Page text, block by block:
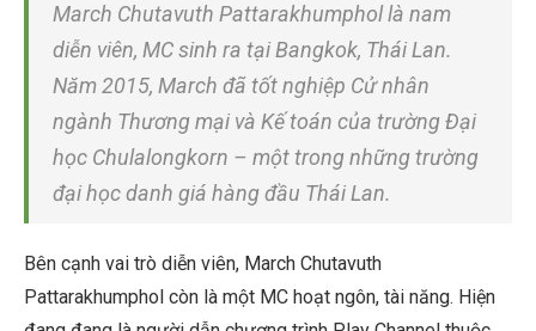
March Chutavuth Pattarakhumphol là nam
diễn viên, MC sinh ra tại Bangkok, Thái Lan.
Năm 2015, March đã tốt nghiệp Cử nhân
ngành Thương mại và Kế toán của trường Đại
học Chulalongkorn – một trong những trường
đại học danh giá hàng đầu Thái Lan.
Bên cạnh vai trò diễn viên, March Chutavuth
Pattarakhumphol còn là một MC hoạt ngôn, tài năng. Hiện